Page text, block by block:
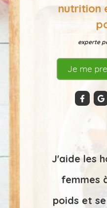
nutrition
experte
Je me
J'aide les
femmes
poids et